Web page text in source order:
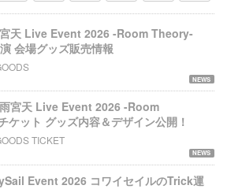
天 Live Event 2026 -Room Theory-
会場グッズ販売情報
NEWS
宮天 Live Event 2026 -Room
ット グッズ内容＆デザイン公開！
TICKET
NEWS
Event 2026 コワイセイルのTrick運